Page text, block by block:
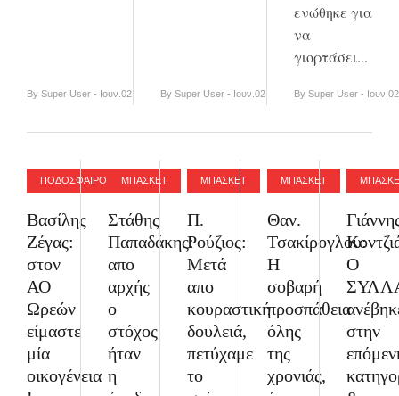
By Super User - Ιουν.02 By Super User - Ιουν.02
ενώθηκε για
να
γιορτάσει...
By Super User - Ιουν.02
ΠΟΔΟΣΦΑΙΡΟ
Βασίλης
Ζέγας:
στον
ΑΟ
Ωρεών
είμαστε
μία
οικογένεια
ΜΠΑΣΚΕΤ
Στάθης
Παπαδάκης:
απο
αρχής
ο
στόχος
ήταν
η
ΜΠΑΣΚΕΤ
Π.
Ρούζιος:
Μετά
απο
κουραστική
δουλειά,
πετύχαμε
το
ΜΠΑΣΚΕΤ
Θαν.
Τσακίρογλου:
Η
σοβαρή
προσπάθεια
όλης
της
χρονιάς,
Ο
στην